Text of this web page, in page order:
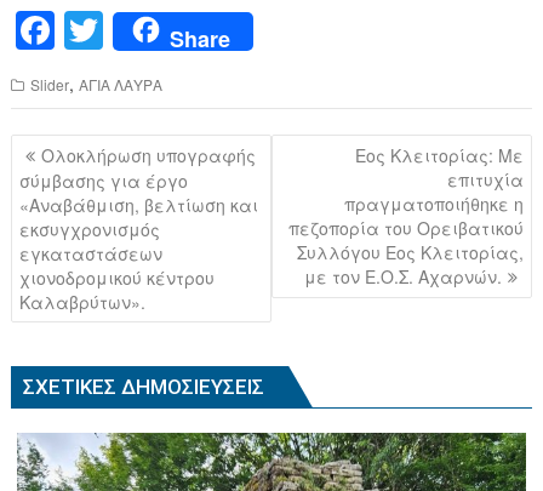
F
a
c
e
b
o
o
k
T
wi
tt
er
Share
Slider,ΑΓΙΑ ΛΑΥΡΑ
Πλοήγηση
άρθρων
Ολοκλήρωση υπογραφής
σύμβασης για έργο
«Αναβάθμιση, βελτίωση και
εκσυγχρονισμός
εγκαταστάσεων
χιονοδρομικού κέντρου
Καλαβρύτων».
Εος Κλειτορίας: Με
επιτυχία
πραγματοποιήθηκε η
πεζοπορία του Ορειβατικού
Συλλόγου Εος Κλειτορίας,
με τον Ε.Ο.Σ. Αχαρνών.
ΣΧΕΤΙΚΈΣ ΔΗΜΟΣΙΕΎΣΕΙΣ